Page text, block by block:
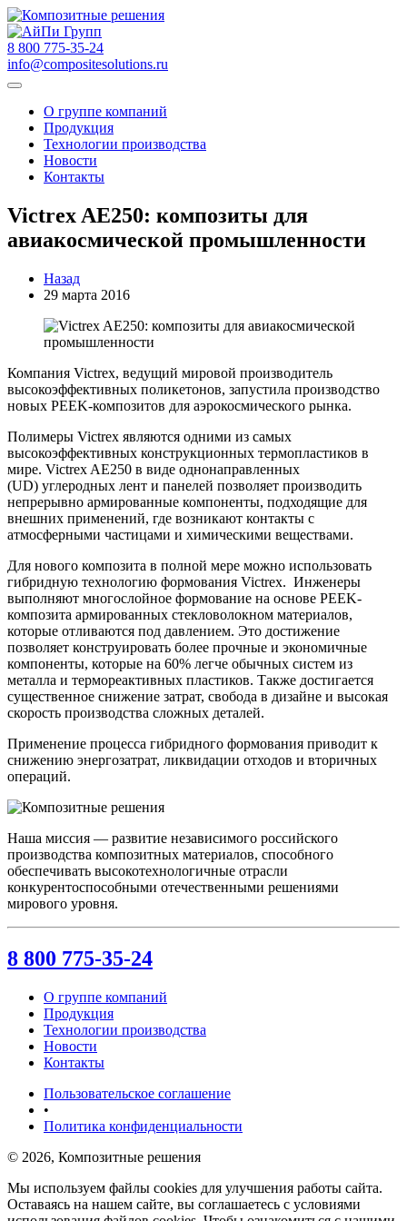
8 800 775-35-24
info@compositesolutions.ru
О группе компаний
Продукция
Технологии производства
Новости
Контакты
Victrex AE250: композиты для
авиакосмической промышленности
Назад
29 марта 2016
Компания Victrex, ведущий мировой производитель
высокоэффективных поликетонов, запустила производство
новых PEEK-композитов для аэрокосмического рынка.
Полимеры Victrex являются одними из самых
высокоэффективных конструкционных термопластиков в
мире. Victrex AE250 в виде однонаправленных
(UD) углеродных лент и панелей позволяет производить
непрерывно армированные компоненты, подходящие для
внешних применений, где возникают контакты с
атмосферными частицами и химическими веществами.
Для нового композита в полной мере можно использовать
гибридную технологию формования Victrex. Инженеры
выполняют многослойное формование на основе PEEK-
композита армированных стекловолокном материалов,
которые отливаются под давлением. Это достижение
позволяет конструировать более прочные и экономичные
компоненты, которые на 60% легче обычных систем из
металла и термореактивных пластиков. Также достигается
существенное снижение затрат, свобода в дизайне и высокая
скорость производства сложных деталей.
Применение процесса гибридного формования приводит к
снижению энергозатрат, ликвидации отходов и вторичных
операций.
Наша миссия — развитие независимого российского
производства композитных материалов, способного
обеспечивать высокотехнологичные отрасли
конкурентоспособными отечественными решениями
мирового уровня.
8 800 775-35-24
О группе компаний
Продукция
Технологии производства
Новости
Контакты
Пользовательское соглашение
•
Политика конфиденциальности
© 2026, Композитные решения
Мы используем файлы cookies для улучшения работы сайта.
Оставаясь на нашем сайте, вы соглашаетесь с условиями